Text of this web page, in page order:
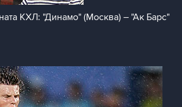
КХЛ: "Динамо" (Москва) – "Ак Барс"